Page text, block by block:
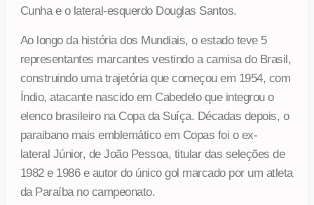
Cunha e o lateral-esquerdo Douglas Santos.
Ao longo da história dos Mundiais, o estado teve 5
representantes marcantes vestindo a camisa do Brasil,
construindo uma trajetória que começou em 1954, com
Índio, atacante nascido em Cabedelo que integrou o
elenco brasileiro na Copa da Suíça. Décadas depois, o
paraibano mais emblemático em Copas foi o ex-
lateral Júnior, de João Pessoa, titular das seleções de
1982 e 1986 e autor do único gol marcado por um atleta
da Paraíba no campeonato.